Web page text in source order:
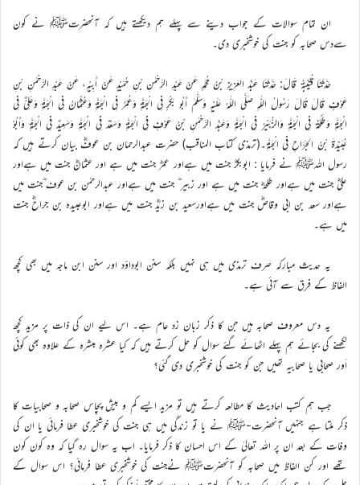
ان تمام سوالات کے جواب دینے سے پہلے ہم دیکھتے ہیں کہ آنحضرتﷺ نے کون
سےدس صحابہ کو جنت کی خوشخبری دی۔
حَدَّثَنَا قُتَيْبَةُ قَالَ: حَدَّثَنَا عَبْدُ العَزِيزِ بْنُ مُحَمَّدٍ عَنْ عَبْدِ الرَّحْمٰنِ بْنِ حُمَيْدٍ عَنْ أَبِيْهِ، عَنْ عَبْدِ الرَّحْمٰنِ بْنِ
عَوْفٍ قَالَ قَالَ رَسُولُ اللّٰهِ صَلَّى اللّٰهُ عَلَيْهِ وَسَلَّمَ أَبُو بَكْرٍ فِي الْجَنَّةِ وَعُمَرُ فِي الْجَنَّةِ وَعُثْمَانُ فِي الْجَنَّةِ وَعَلِيٌّ فِي
الْجَنَّةِ وَطَلْحَةُ فِي الْجَنَّةِ وَالزُّبَيْرُ فِي الْجَنَّةِ وَعَبْدُ الرَّحْمٰنِ بْنُ عَوْفٍ فِي الْجَنَّةِ وَسَعْدٌ فِي الْجَنَّةِ وَسَعِيدٌ فِي الْجَنَّةِ وَأَبُوْ
عُبَيْدَةَ بْنُ الجَرَّاحِ فِي الْجَنَّةِ۔(ترمذی کتاب المناقب) حضرت عبدالرحمان بن عوفؓ بیان کرتے ہیں کہ
رسول اللہﷺ نے فرمایا : ابوبکرؓ جنت میں ہےاور عمرؓ جنت میں ہے اور عثمانؓ جنت میں ہےاور
علیؓ جنت میں ہےاور طلحہؓ جنت میں ہے اور زبیر ؓ جنت میں ہےاور عبدالرحمٰن بن عوف ؓجنت میں
ہےاور سعد بن ابی وقاصؓ جنت میں ہےاورسعید بن زیدؓ جنت میں ہےاور ابوعبیدہ بن جراحؓ جنت
میں ہے۔
یہ حدیث مبارکہ صرف ترمذی میں ہی نہیں بلکہ سنن ابوداؤد اور سنن ابن ماجہ میں بھی کچھ
الفاظ کے فرق سے آئی ہے۔
یہ دس معروف صحابہ ہیں جن کا ذکر زبان زد عام ہے۔ اس لیے ان کی ذات پر مزید کچھ
لکھنے کی بجائے ہم پہلے اٹھائے گئے سوال کو حل کرتے ہیں کہ کیا عشرہ مبشرہ کے علاوہ بھی کوئی
اَور صحابی یا صحابیہ تھیں جن کو جنت کی خوشخبری دی گئی؟
جب ہم کتب احادیث کا مطالعہ کرتے ہیں تو مزید ایسے کم و بیش پچاس صحابہ و صحابیات کا
ذکر ملتا ہے جنہیں آنحضرت-ﷺ نے یا تو زندگی میں ہی جنت کی خوشخبری عطا فرمائی یا ان کی
وفات کے بعد ان پر اللہ تعالیٰ کے اس احسان کا ذکر فرمایا۔ اب یہ سوال رہ گیا کہ وہ کون کون
تھے اور کن الفاظ میں صحابہ کو آنحضرتﷺ نےجنت کی خوشخبری عطا فرمائی؟ اس سوال کے